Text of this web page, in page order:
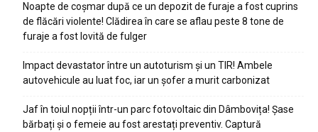
Noapte de coșmar după ce un depozit de furaje a fost cuprins
de flăcări violente! Clădirea în care se aflau peste 8 tone de
furaje a fost lovită de fulger
Impact devastator între un autoturism și un TIR! Ambele
autovehicule au luat foc, iar un șofer a murit carbonizat
Jaf în toiul nopții într-un parc fotovoltaic din Dâmbovița! Șase
bărbați și o femeie au fost arestați preventiv. Captură